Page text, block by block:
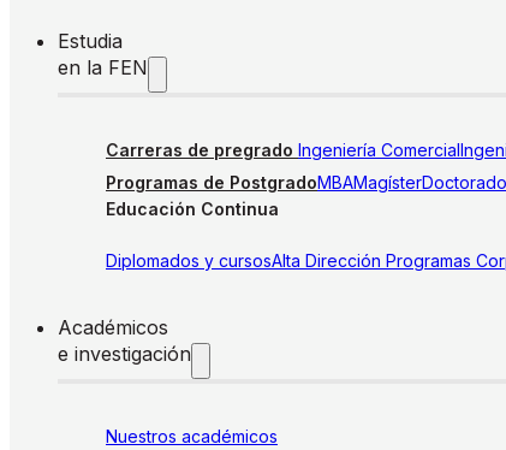
Estudia
en la FEN
Carreras de pregrado Ingeniería Comercial
Programas de PostgradoMBAMagíster
Educación Continua
Diplomados y cursosAlta Dirección Programas
Académicos
e investigación
Nuestros académicos